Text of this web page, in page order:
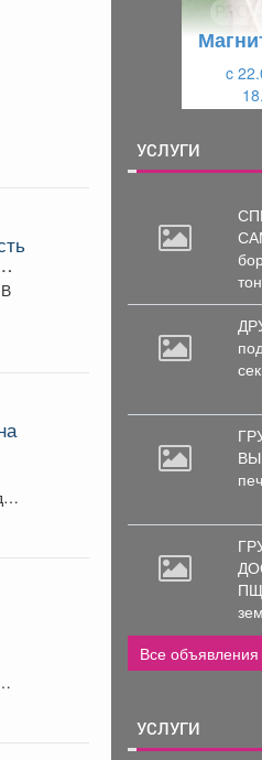
c
УСЛУГИ
Все объявления
УСЛУГИ